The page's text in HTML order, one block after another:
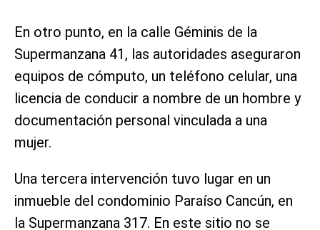
En otro punto, en la calle Géminis de la
Supermanzana 41, las autoridades aseguraron
equipos de cómputo, un teléfono celular, una
licencia de conducir a nombre de un hombre y
documentación personal vinculada a una
mujer.
Una tercera intervención tuvo lugar en un
inmueble del condominio Paraíso Cancún, en
la Supermanzana 317. En este sitio no se